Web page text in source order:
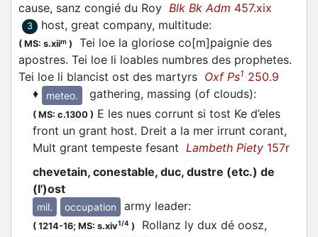
cause, sanz congié du Roy Blk Bk Adm 457.xix
3 host, great company, multitude:
( MS: s.xiim )
Tei loe la gloriose co[m]paignie des
apostres. Tei loe li loables numbres des prophetes.
Tei loe li blancist ost des martyrs Oxf Ps1 250.9
♦
meteo. gathering, massing (of clouds):
( MS: c.1300 ) E les nues corrunt si tost Ke d’eles
front un grant host. Dreit a la mer irrunt corant,
Mult grant tempeste fesant Lambeth Piety 157r
chevetain, conestable, duc, dustre (etc.) de
(l')ost
mil. occupation army leader:
( 1214-16; MS: s.xiv1/4 )
Rollanz ly dux dé oosz,